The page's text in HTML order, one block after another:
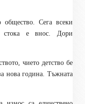
общество. Сега всеки
стока е внос. Дори
чието детство бе
нова година. Тъжната